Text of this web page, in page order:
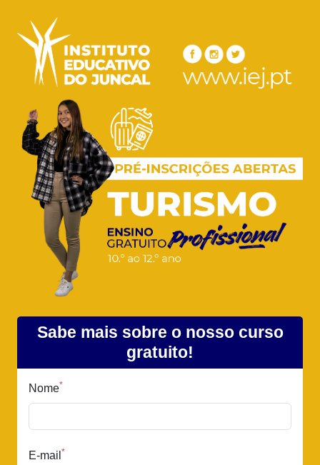
Sabe mais sobre o nosso curso
gratuito!
Nome*
E-mail *